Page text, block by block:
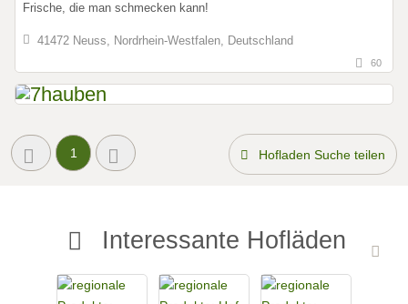
Frische, die man schmecken kann!
41472 Neuss, Nordrhein-Westfalen, Deutschland
60
1 Hofladen Suche teilen
Interessante Hofläden